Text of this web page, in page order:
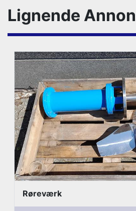
Lignende
Røreværk